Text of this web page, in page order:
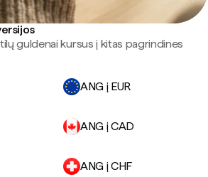
guldenai kursus į kitas pagrindines
ANG į EUR
ANG į CAD
ANG į CHF